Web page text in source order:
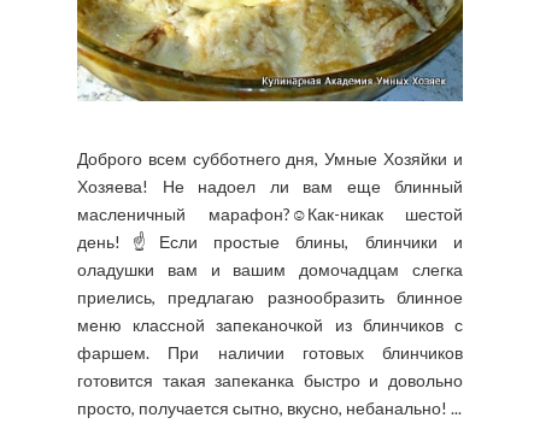
Доброго всем субботнего дня, Умные Хозяйки и
Хозяева! Не надоел ли вам еще блинный
масленичный марафон?☺Как-никак шестой
день!☝Если простые блины, блинчики и
оладушки вам и вашим домочадцам слегка
приелись, предлагаю разнообразить блинное
меню классной запеканочкой из блинчиков с
фаршем. При наличии готовых блинчиков
готовится такая запеканка быстро и довольно
просто, получается сытно, вкусно, небанально! ...